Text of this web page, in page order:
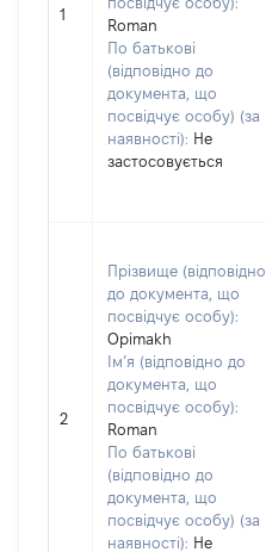
1
Roman
По батькові
(відповідно до
документа, що
посвідчує особу) (за
наявності): Не
застосовується
2
Прізвище (відповідно
до документа, що
посвідчує особу):
Opimakh
Ім’я (відповідно до
документа, що
посвідчує особу):
Roman
По батькові
(відповідно до
документа, що
посвідчує особу) (за
наявності): Не